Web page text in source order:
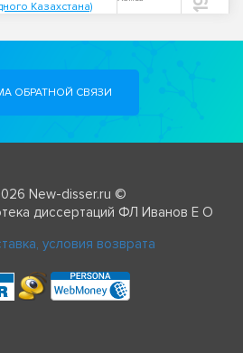
Казахстана)
ОБРАТНОЙ СВЯЗИ
New-disser.ru ©
диссертаций ФЛ Иванов Е О
условия возврата